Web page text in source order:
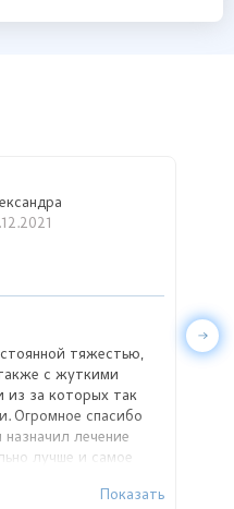
тяжестью,
с жуткими
из за которых так
Огромное спасибо
лечение
лучше и самое
эту клинику иПоказать
На